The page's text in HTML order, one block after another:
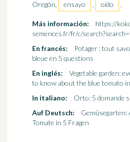
Oregón,
ensayo , oído ,
Más información:
https://
semences.fr/fr/c/
En francés:
Potager : tout
bleue en 5 questions
En inglés:
Vegetable garden:
to know about the blue tomato
In italiano:
Orto: 5 domande
Auf Deutsch:
Gemüsegarten:
Tomate in 5 Fragen